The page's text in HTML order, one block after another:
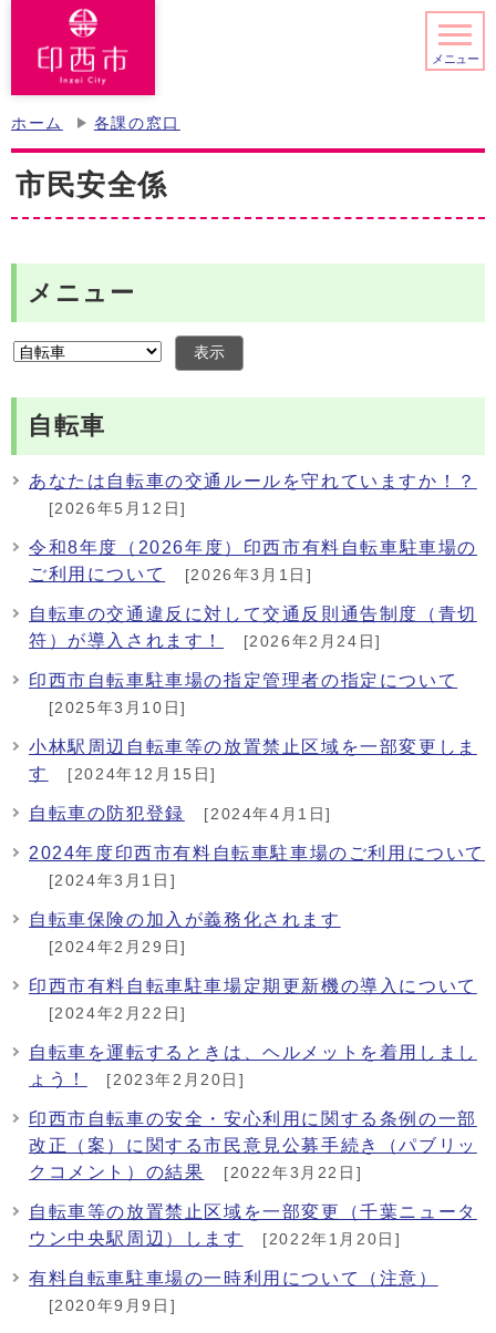
メニュー
ホーム 各課の窓口
市民安全係
メニュー
表示
自転車
あなたは自転車の交通ルールを守れていますか！？
[2026年5月12日]
令和8年度（2026年度）印西市有料自転車駐車場の
ご利用について
[2026年3月1日]
自転車の交通違反に対して交通反則通告制度（青切
符）が導入されます！
[2026年2月24日]
印西市自転車駐車場の指定管理者の指定について
[2025年3月10日]
小林駅周辺自転車等の放置禁止区域を一部変更しま
す
[2024年12月15日]
自転車の防犯登録 [2024年4月1日]
2024年度印西市有料自転車駐車場のご利用について
[2024年3月1日]
自転車保険の加入が義務化されます
[2024年2月29日]
印西市有料自転車駐車場定期更新機の導入について
[2024年2月22日]
自転車を運転するときは、ヘルメットを着用しまし
ょう！
[2023年2月20日]
印西市自転車の安全・安心利用に関する条例の一部
改正（案）に関する市民意見公募手続き（パブリッ
クコメント）の結果
[2022年3月22日]
自転車等の放置禁止区域を一部変更（千葉ニュータ
ウン中央駅周辺）します
[2022年1月20日]
有料自転車駐車場の一時利用について（注意）
[2020年9月9日]